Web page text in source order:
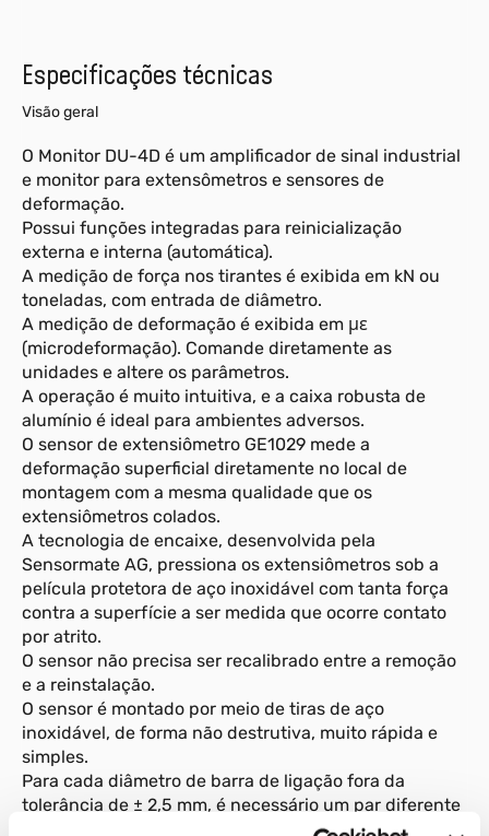
Especificações técnicas
Visão geral
O Monitor DU-4D é um amplificador de sinal industrial
e monitor para extensômetros e sensores de
deformação.
Possui funções integradas para reinicialização
externa e interna (automática).
A medição de força nos tirantes é exibida em kN ou
toneladas, com entrada de diâmetro.
A medição de deformação é exibida em με
(microdeformação). Comande diretamente as
unidades e altere os parâmetros.
A operação é muito intuitiva, e a caixa robusta de
alumínio é ideal para ambientes adversos.
O sensor de extensiômetro GE1029 mede a
deformação superficial diretamente no local de
montagem com a mesma qualidade que os
extensiômetros colados.
A tecnologia de encaixe, desenvolvida pela
Sensormate AG, pressiona os extensiômetros sob a
película protetora de aço inoxidável com tanta força
contra a superfície a ser medida que ocorre contato
por atrito.
O sensor não precisa ser recalibrado entre a remoção
e a reinstalação.
O sensor é montado por meio de tiras de aço
inoxidável, de forma não destrutiva, muito rápida e
simples.
Para cada diâmetro de barra de ligação fora da
tolerância de ± 2,5 mm, é necessário um par diferente